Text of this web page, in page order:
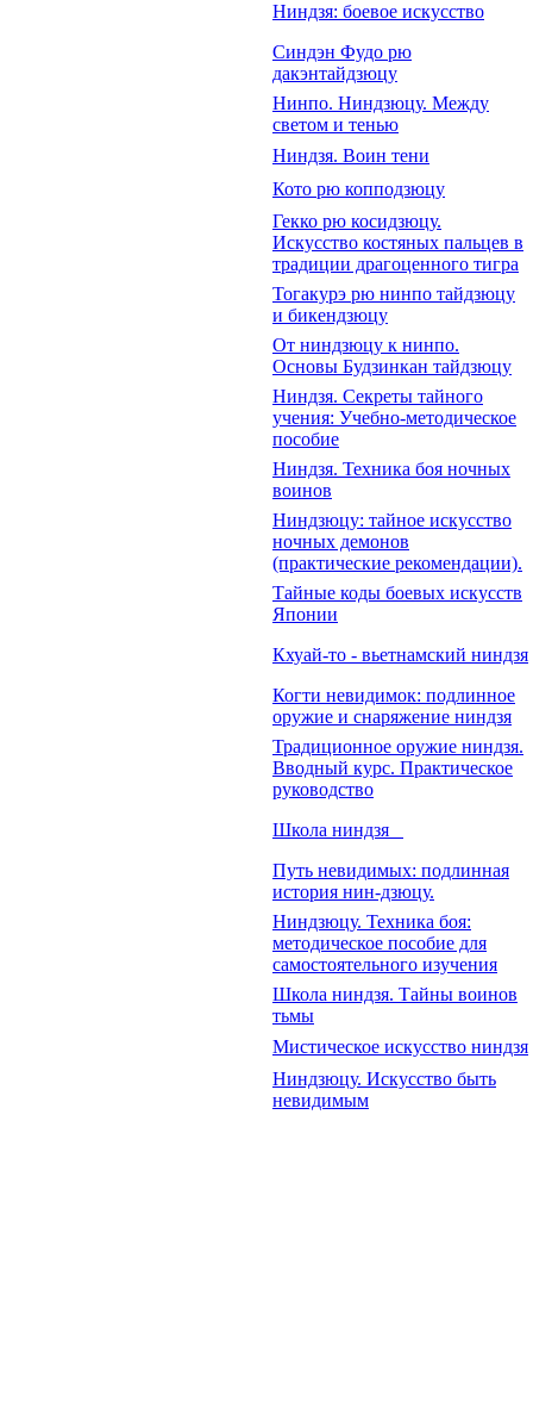
Ниндзя: боевое искусство
Синдэн Фудо рю
дакэнтайдзюцу
Нинпо. Ниндзюцу. Между
светом и тенью
Ниндзя. Воин тени
Кото рю копподзюцу
Гекко рю косидзюцу.
Искусство костяных пальцев в
традиции драгоценного тигра
Тогакурэ рю нинпо тайдзюцу
и бикендзюцу
От ниндзюцу к нинпо.
Основы Будзинкан тайдзюцу
Ниндзя. Секреты тайного
учения: Учебно-методическое
пособие
Ниндзя. Техника боя ночных
воинов
Ниндзюцу: тайное искусство
ночных демонов
(практические рекомендации).
Тайные коды боевых искусств
Японии
Кхуай-то - вьетнамский ниндзя
Когти невидимок: подлинное
оружие и снаряжение ниндзя
Традиционное оружие ниндзя.
Вводный курс. Практическое
руководство
Школа ниндзя
Путь невидимых: подлинная
история нин-дзюцу.
Ниндзюцу. Техника боя:
методическое пособие для
самостоятельного изучения
Школа ниндзя. Тайны воинов
тьмы
Мистическое искусство ниндзя
Ниндзюцу. Искусство быть
невидимым